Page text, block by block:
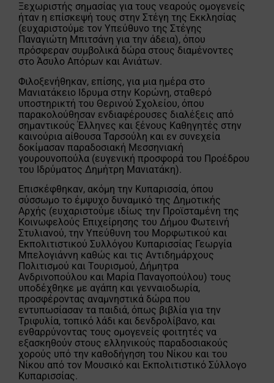
Ξεχωριστής σημασίας για τους νεαρούς ομογενείς
ήταν η επίσκεψή τους στην Στέγη της Εκκλησίας
(ευχαριστούμε τον Υπεύθυνο της Στέγης
Παναγιώτη Μπιτσάνη για την άδεια), όπου
πρόσφεραν συμβολικά δώρα στους διαμένοντες
στο Άσυλο Απόρων και Ανιάτων.
Φιλοξενήθηκαν, επίσης, για μια ημέρα στο
Μανιατάκειο Ιδρυμα στην Κορώνη, σταθερό
υποστηρικτή του Θερινού Σχολείου, όπου
παρακολούθησαν ενδιαφέρουσες διαλέξεις από
σημαντικούς Έλληνες και ξένους Καθηγητές στην
καινούρια αίθουσα Ταρσούλη και εν συνεχεία
δοκίμασαν παραδοσιακή Μεσσηνιακή
γουρουνοπούλα (ευγενική προσφορά του Προέδρου
του Ιδρύματος Δημήτρη Μανιατάκη).
Επισκέφθηκαν, ακόμη την Κυπαρισσία, όπου
σύσσωμο το έμψυχο δυναμικό της Δημοτικής
Αρχής (ευχαριστούμε ιδίως την Προϊσταμένη της
Κοινωφελούς Επιχείρησης του Δήμου Φωτεινή
Στυλιανού, την Υπεύθυνη του Μορφωτικού και
Εκπολιτιστικού Συλλόγου Κυπαρισσίας Γεωργία
Μπελογιάννη καθώς και τις Αντιδημάρχους
Πολιτισμού και Τουρισμού, Δήμητρα
Ανδρινοπούλου και Μαρία Παναγοπούλου) τους
υποδέχθηκε με αγάπη και γενναιοδωρία,
προσφέροντας αναμνηστικά δώρα που
εντυπωσίασαν τα παιδιά, όπως βιβλία για την
Τριφυλία, τοπικό λάδι και δενδρολίβανο, και
ενθαρρύνοντας τους ομογενείς φοιτητές να
εξασκηθούν στους ελληνικούς παραδοσιακούς
χορούς υπό την καθοδήγηση του Νίκου και του
Νίκου από τον Μουσικό και Εκπολιτιστικό Σύλλογο
Κυπαρισσίας.